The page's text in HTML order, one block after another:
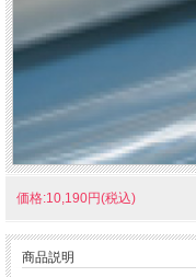
価格:10,190円(税込)
商品説明